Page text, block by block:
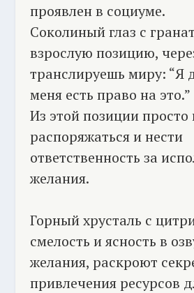
проявлен в социуме.
Соколиный глаз с
взрослую позицию,
транслируешь миру: “Я
меня есть право на это.”
Из этой позиции
распоряжаться и нести
ответственность за
желания.
Горный хрусталь с
смелость и ясность в
желания, раскроют
привлечения ресурсов